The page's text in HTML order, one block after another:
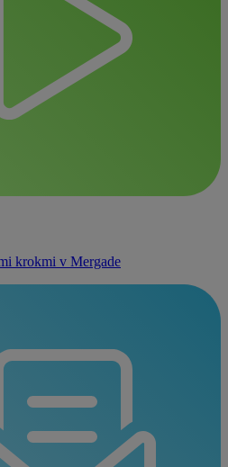
krokmi v Mergade